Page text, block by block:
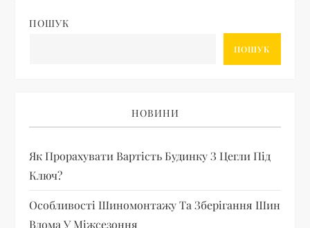
ПОШУК
ПОШУК
НОВИНИ
Як Прорахувати Вартість Будинку З Цегли Під
Ключ?
Особливості Шиномонтажу Та Зберігання Шин
Вдома У Міжсезоння